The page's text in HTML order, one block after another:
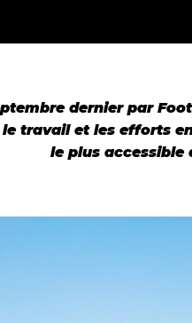
dernier par
travail et les efforts
le plus accessible